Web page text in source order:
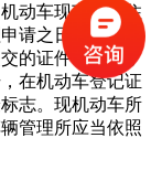
动车现车主居住
请之日起1日内
的证件和凭证，
在机动车登记证
志。现机动车所
管理所应当依照